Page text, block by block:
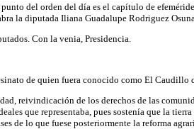
del orden del día es el capítulo de
la diputada Iliana Guadalupe Rodriguez
Con la venia, Presidencia.
de quien fuera conocido como El Caudillo
reivindicación de los derechos de las
que representaba, pues sostenía que la
de lo que fuese posteriormente la reforma